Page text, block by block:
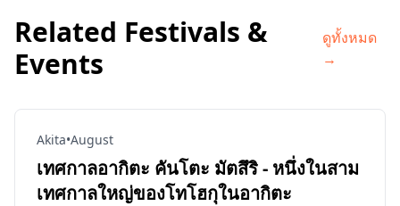
Related Festivals &
Events
ดูทั้งหมด
→
Akita•August
เทศกาลอากิตะ คันโตะ มัตสึริ - หนึ่งในสาม
เทศกาลใหญ่ของโทโฮกุในอากิตะ